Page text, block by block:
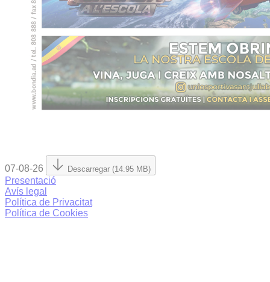
07-08-26 Descarregar (14.95 MB)
Presentació
Avís legal
Política de Privacitat
Política de Cookies